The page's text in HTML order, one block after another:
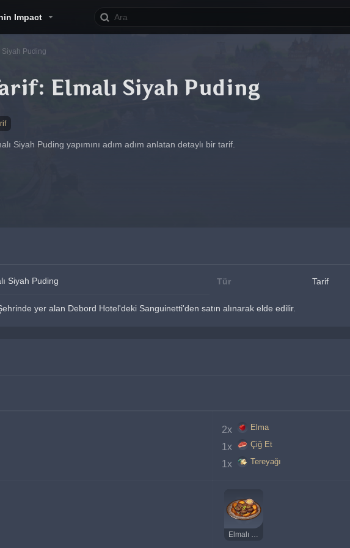
Impact
Siyah Puding
Elmalı Siyah Puding
Siyah Puding yapımını adım adım anlatan detaylı bir tarif.
Siyah Puding Tür Tarif
yer alan Debord Hotel'deki Sanguinetti'den satın alınarak elde edilir.
2x Elma
1x Çiğ Et
1x Tereyağı
Elmalı Siyah Puding